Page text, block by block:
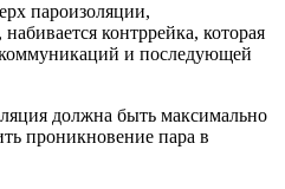
пароизоляции,
контррейка, которая
коммуникаций и последующей
должна быть максимально
проникновение пара в